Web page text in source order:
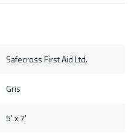
Safecross First Aid Ltd.
Gris
5' x 7'